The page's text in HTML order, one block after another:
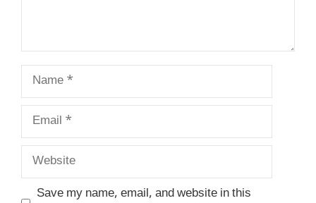
Name
Email
Website
Save my name, email, and website in this